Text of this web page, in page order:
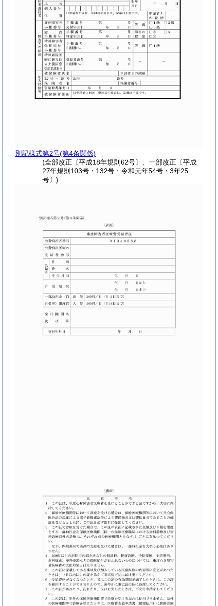
別記様式第2号(第4条関係)
(全部改正〔平成18年規則62号〕、一部改正〔平成
27年規則103号・132号・令和元年54号・3年25
号〕)